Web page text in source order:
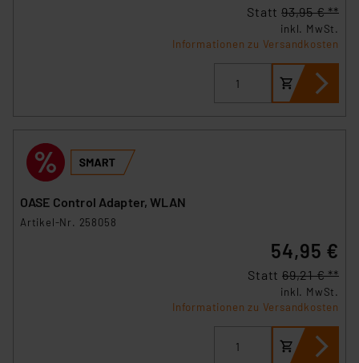
Statt 93,95 € **
inkl. MwSt.
Informationen zu Versandkosten
OASE Control Adapter, WLAN
Artikel-Nr. 258058
54,95 €
Statt 69,21 € **
inkl. MwSt.
Informationen zu Versandkosten